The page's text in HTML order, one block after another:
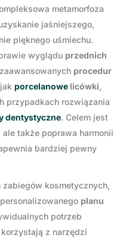
metamorfoza
jaśniejszego,
pięknego uśmiechu.
wyglądu przednich
procedur
porcelanowe licówki,
przypadkach rozwiązania
dentystyczne. Celem jest
także poprawa harmonii
bardziej pewny
kosmetycznych,
planu
potrzeb
z narzędzi